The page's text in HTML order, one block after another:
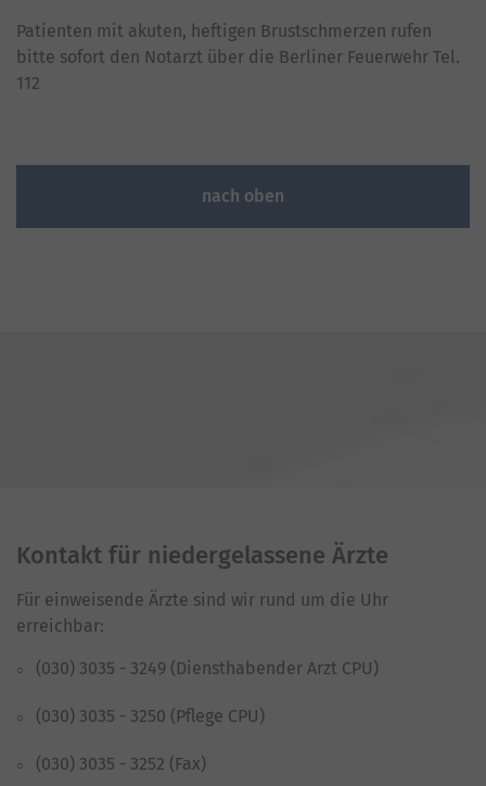
Patienten mit akuten, heftigen Brustschmerzen rufen
bitte sofort den Notarzt über die Berliner Feuerwehr Tel.
112
nach oben
Kontakt für niedergelassene Ärzte
Für einweisende Ärzte sind wir rund um die Uhr
erreichbar:
(030) 3035 - 3249 (Diensthabender Arzt CPU)
(030) 3035 - 3250 (Pflege CPU)
(030) 3035 - 3252 (Fax)